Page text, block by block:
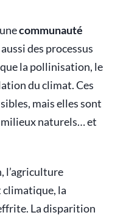
communauté
des processus
la pollinisation, le
du climat. Ces
mais elles sont
naturels… et
l’agriculture
climatique, la
La disparition